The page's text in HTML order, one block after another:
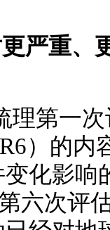
严重、
理第一
）的内
化影响
六次评